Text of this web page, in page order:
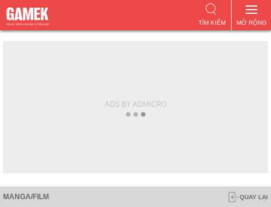
MỞ RỘNG
TÌM KIẾM
MANGA/FILM QUAY LẠI